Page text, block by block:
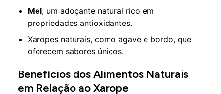
Mel, um adoçante natural rico em
propriedades antioxidantes.
Xaropes naturais, como agave e bordo, que
oferecem sabores únicos.
Benefícios dos Alimentos Naturais
em Relação ao Xarope